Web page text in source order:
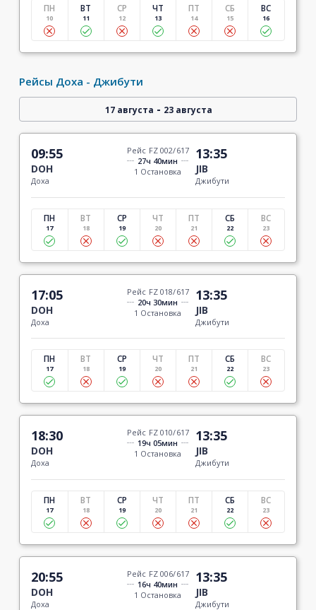
ПН
10
ВТ
11
СР
12
ЧТ
13
ПТ
14
СБ
15
ВС
16
Рейсы Доха - Джибути
17 августа - 23 августа
09:55
DOH
Доха
Рейс FZ 002/617
27ч 40мин
1 Остановка
13:35
JIB
Джибути
ПН
17
ВТ
18
СР
19
ЧТ
20
ПТ
21
СБ
22
ВС
23
17:05
DOH
Доха
Рейс FZ 018/617
20ч 30мин
1 Остановка
13:35
JIB
Джибути
ПН
17
ВТ
18
СР
19
ЧТ
20
ПТ
21
СБ
22
ВС
23
18:30
DOH
Доха
Рейс FZ 010/617
19ч 05мин
1 Остановка
13:35
JIB
Джибути
ПН
17
ВТ
18
СР
19
ЧТ
20
ПТ
21
СБ
22
ВС
23
20:55
DOH
Доха
Рейс FZ 006/617
16ч 40мин
1 Остановка
13:35
JIB
Джибути